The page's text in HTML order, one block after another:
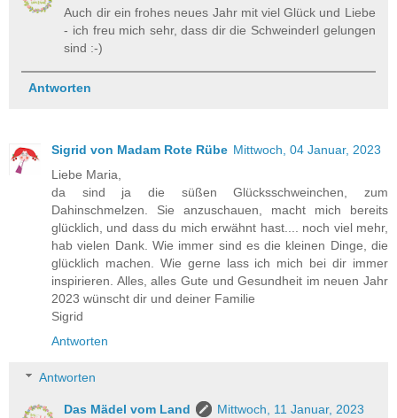
Auch dir ein frohes neues Jahr mit viel Glück und Liebe
- ich freu mich sehr, dass dir die Schweinderl gelungen
sind :-)
Antworten
Sigrid von Madam Rote Rübe Mittwoch, 04 Januar, 2023
Liebe Maria,
da sind ja die süßen Glücksschweinchen, zum
Dahinschmelzen. Sie anzuschauen, macht mich bereits
glücklich, und dass du mich erwähnt hast.... noch viel mehr,
hab vielen Dank. Wie immer sind es die kleinen Dinge, die
glücklich machen. Wie gerne lass ich mich bei dir immer
inspirieren. Alles, alles Gute und Gesundheit im neuen Jahr
2023 wünscht dir und deiner Familie
Sigrid
Antworten
Antworten
Das Mädel vom Land
Mittwoch, 11 Januar, 2023